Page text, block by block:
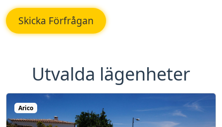
Skicka Förfrågan
Utvalda lägenheter
Arico